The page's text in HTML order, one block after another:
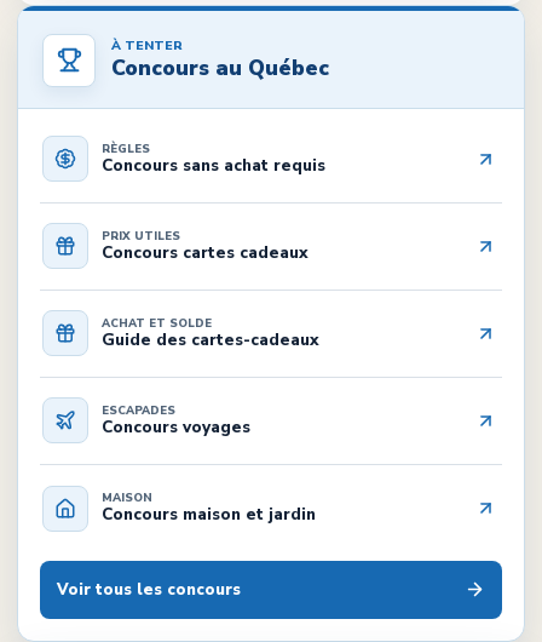
À TENTER
Concours au Québec
RÈGLES
Concours sans achat requis
PRIX UTILES
Concours cartes cadeaux
ACHAT ET SOLDE
Guide des cartes-cadeaux
ESCAPADES
Concours voyages
MAISON
Concours maison et jardin
Voir tous les concours